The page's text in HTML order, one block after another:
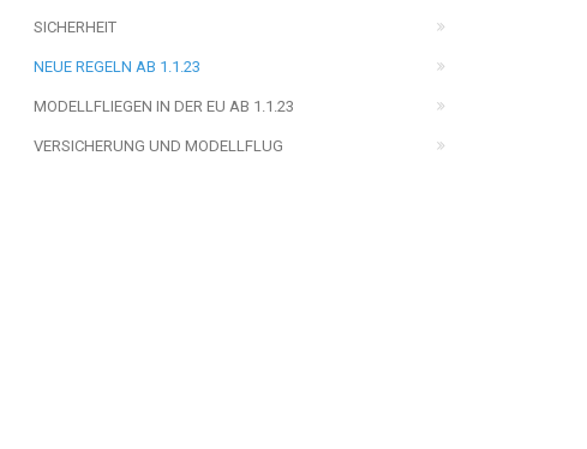
SICHERHEIT
NEUE REGELN AB 1.1.23
MODELLFLIEGEN IN DER EU AB 1.1.23
VERSICHERUNG UND MODELLFLUG